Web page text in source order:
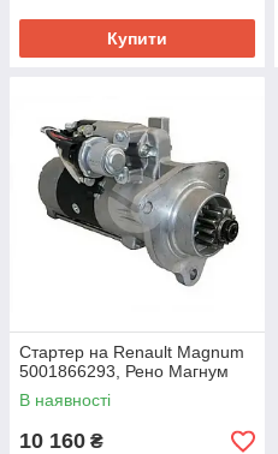
Купити
Стартер на Renault Magnum
5001866293, Рено Магнум
В наявності
10 160 ₴